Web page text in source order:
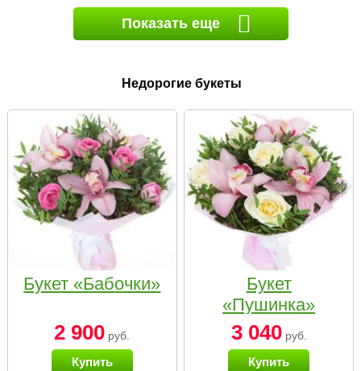
Показать еще
Недорогие букеты
Букет «Бабочки»
2 900 руб.
Купить
Букет
«Пушинка»
3 040руб.
Купить